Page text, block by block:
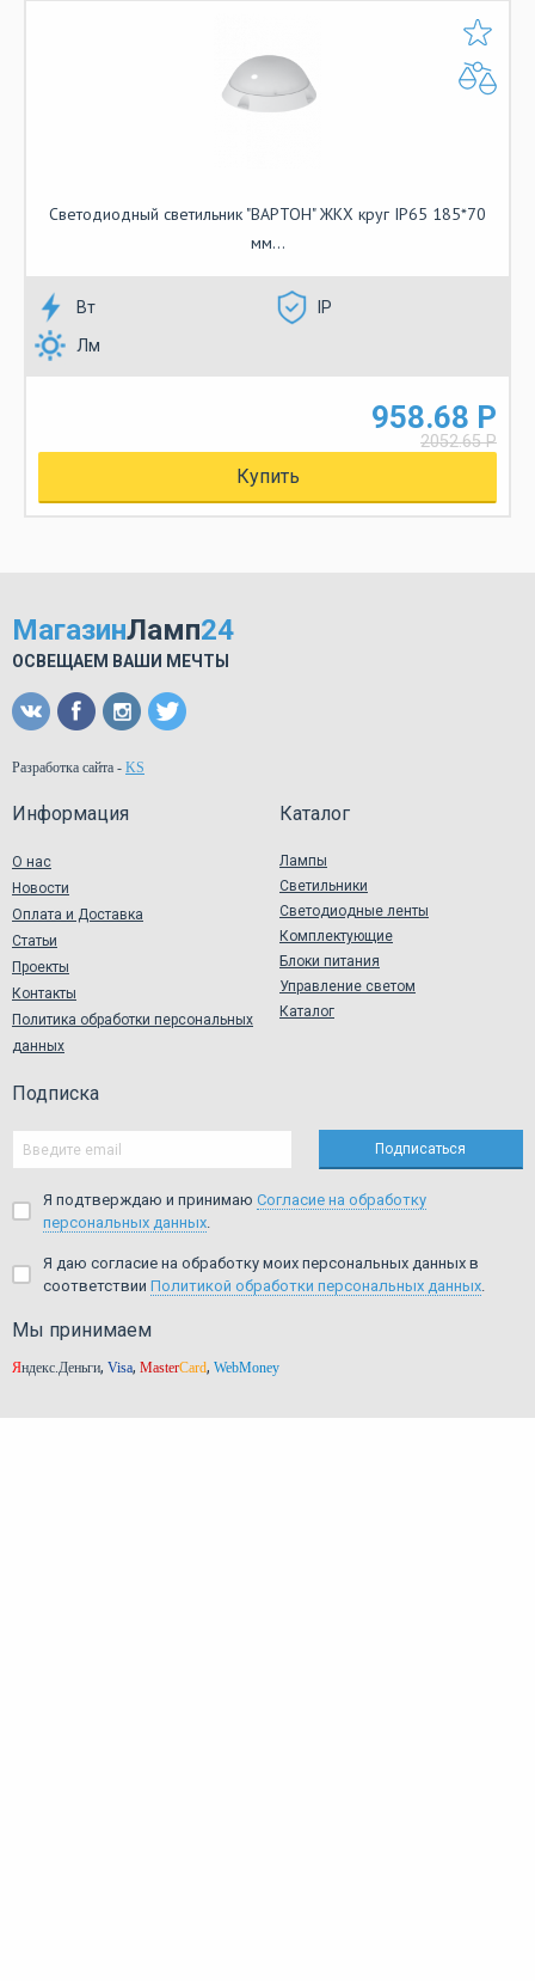
Светодиодный светильник "ВАРТОН" ЖКХ круг IP65 185*70
мм...
Вт
IP
Лм
958.68 Р
2052.65 Р
Купить
МагазинЛамп24
ОСВЕЩАЕМ ВАШИ МЕЧТЫ
Разработка сайта - KS
Информация
О нас
Новости
Оплата и Доставка
Статьи
Проекты
Контакты
Политика обработки персональных
данных
Каталог
Лампы
Светильники
Светодиодные ленты
Комплектующие
Блоки питания
Управление светом
Каталог
Подписка
Я подтверждаю и принимаю Согласие на обработку
персональных данных.
Я даю согласие на обработку моих персональных данных в
соответствии Политикой обработки персональных данных.
Мы принимаем
Яндекс.Деньги, Visa, MasterCard, WebMoney